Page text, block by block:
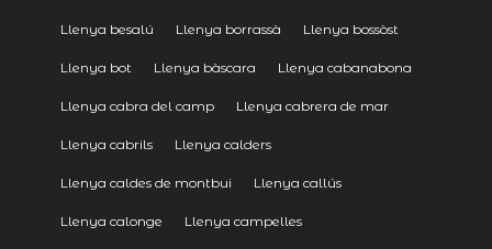
Llenya besalú Llenya borrassà Llenya bossòst
Llenya bot Llenya bàscara Llenya cabanabona
Llenya cabra del camp Llenya cabrera de mar
Llenya cabrils Llenya calders
Llenya caldes de montbui Llenya callús
Llenya calonge Llenya campelles